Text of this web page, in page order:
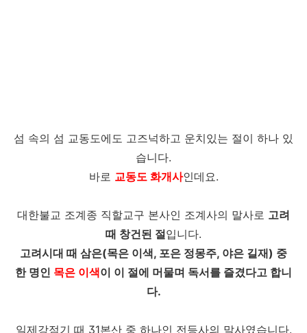
섬 속의 섬 교동도에도 고즈넉하고 운치있는 절이 하나 있
습니다.
바로 교동도 화개사인데요.
대한불교 조계종 직할교구 본사인 조계사의 말사로 고려
때 창건된 절입니다.
고려시대 때 삼은(목은 이색, 포은 정몽주, 야은 길재) 중
한 명인 목은 이색이 이 절에 머물며 독서를 즐겼다고 합니
다.
일제강점기 때 31본산 중 하나인 전등사의 말사였습니다.